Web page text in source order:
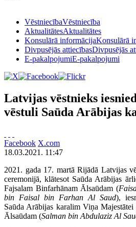
VēstniecībaVēstniecība
AktualitātesAktualitātes
Konsulārā informācijaKonsulārā
Divpusējās attiecībasDivpusējās
E-pakalpojumiE-pakalpojumi
Latvijas vēstnieks
vēstuli Saūda Arābijas
Facebook X.com
18.03.2021. 11:47
2021. gada 17. martā Rijādā Latvijas
ceremonijā, klātesot Saūda Arābijas
Fajsalam Binfarhānam Ālsaūdam (
bin Faisal bin Farhan Al Saud),
Saūda Arābijas karalim Viņa
Ālsaūdam (Salman bin Abdulaziz Al